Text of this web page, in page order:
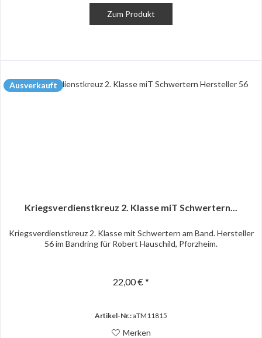
Zum Produkt
Ausverkauft
Kriegsverdienstkreuz 2. Klasse miT Schwertern...
Kriegsverdienstkreuz 2. Klasse mit Schwertern am Band. Hersteller
56 im Bandring für Robert Hauschild, Pforzheim.
22,00 € *
Artikel-Nr.:aTM11815
Merken